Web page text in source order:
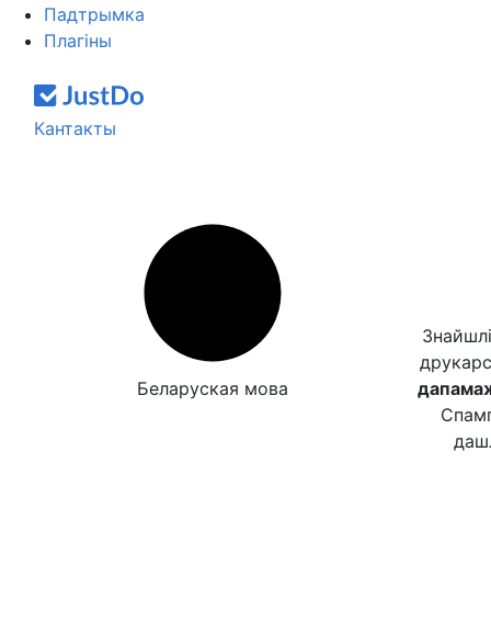
Падтрымка
Плагіны
Кантакты
Беларуская мова